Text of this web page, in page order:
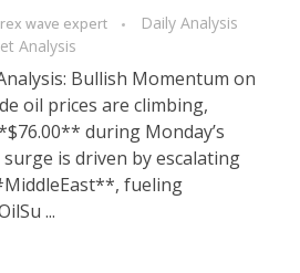
wave expert
Daily Analysis
Analysis
Bullish Momentum on
oil prices are climbing,
during Monday’s
is driven by escalating
fueling
...